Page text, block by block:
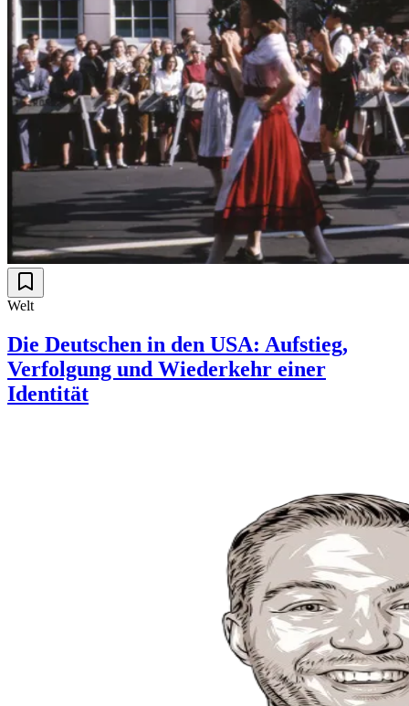
Welt
Die Deutschen in den USA: Aufstieg,
Verfolgung und Wiederkehr einer
Identität